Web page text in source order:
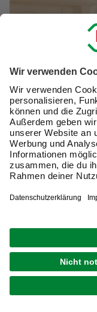
Kreative Ideen
E-Mail-Adresse